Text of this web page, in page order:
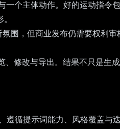
个主体动作。好的运动指令包
围，但商业发布仍需要权利审
修改与导出。结果不只是生
遵循提示词能力、风格覆盖与